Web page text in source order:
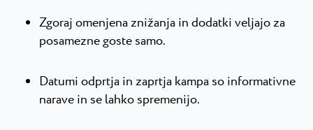
Zgoraj omenjena znižanja in dodatki veljajo za
posamezne goste samo.
Datumi odprtja in zaprtja kampa so informativne
narave in se lahko spremenijo.